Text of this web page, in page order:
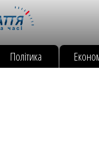
Політика